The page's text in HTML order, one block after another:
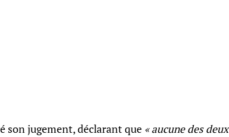
son jugement, déclarant que « aucune des deux